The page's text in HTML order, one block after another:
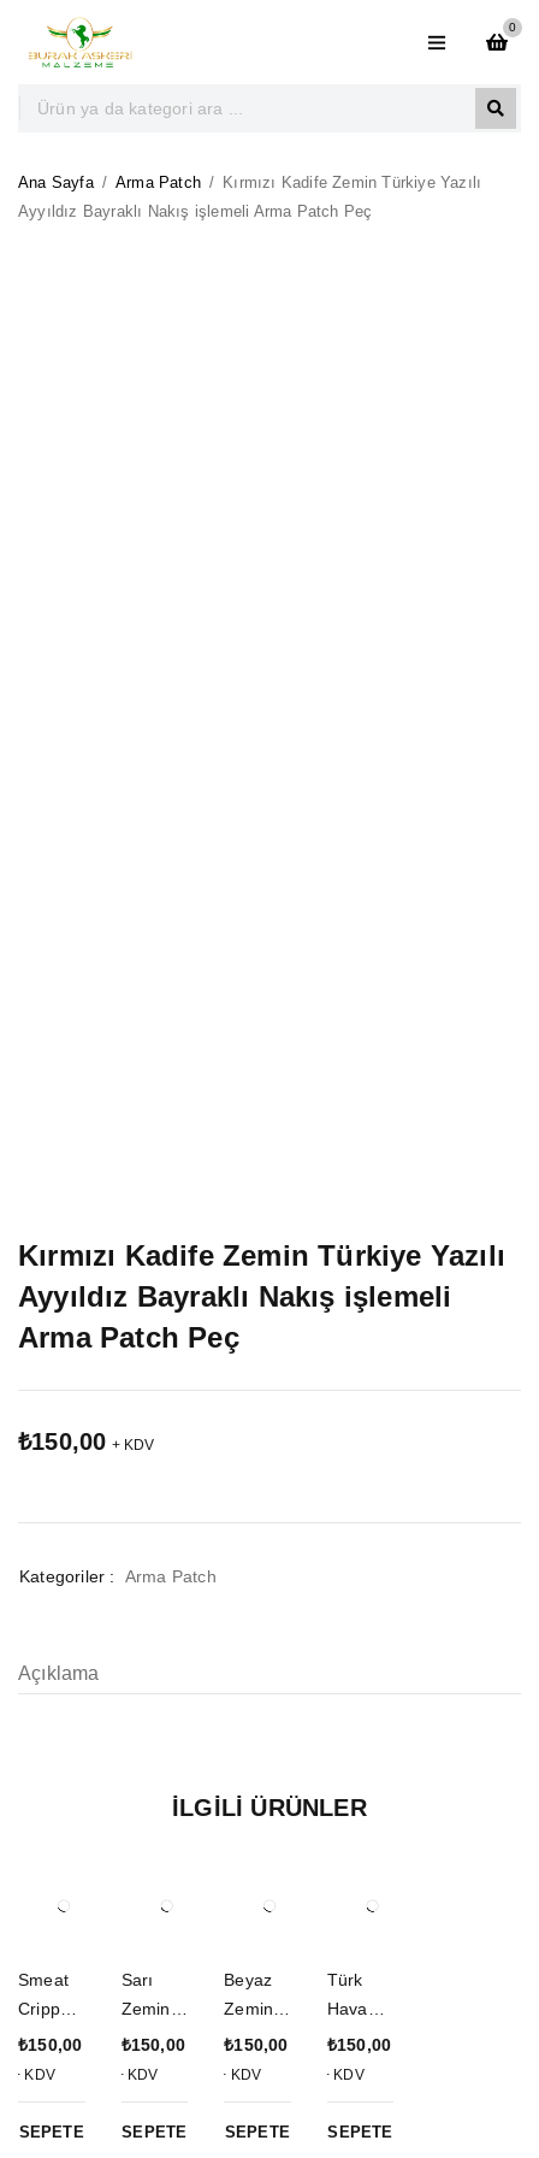
0
Ana Sayfa / Arma Patch / Kırmızı Kadife Zemin Türkiye Yazılı
Ayyıldız Bayraklı Nakış işlemeli Arma Patch Peç
Kırmızı Kadife Zemin Türkiye Yazılı
Ayyıldız Bayraklı Nakış işlemeli
Arma Patch Peç
₺150,00 + KDV
Kategoriler : Arma Patch
Açıklama
İLGILI ÜRÜNLER
Smeat
Crippen
Bobko
Thornto
işlemeli
₺150,00
+ KDV
SEPETE
Sarı
Zemin
Siyah
Nakış
F-16
₺150,00
+ KDV
SEPETE
Beyaz
Zemin
Nakış
işlemeli
Tokadı
₺150,00
+ KDV
SEPETE
Türk
Hava
Kuvvetle
ri 1911
Silikon
₺150,00
+ KDV
SEPETE